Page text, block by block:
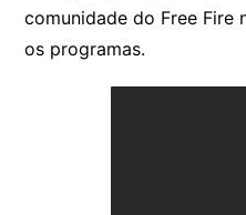
comunidade do Free Fire
os programas.